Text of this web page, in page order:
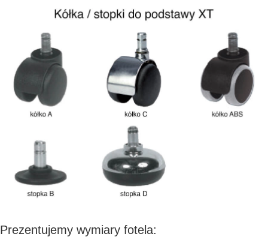
Prezentujemy wymiary fotela: